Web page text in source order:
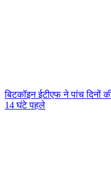
बिटकॉइन ईटीएफ ने पांच दिनों
14 घंटे पहले